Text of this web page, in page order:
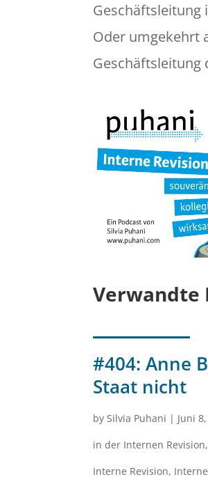
Geschäftsleitung
Oder umgekehrt
Geschäftsleitung
Verwandte
#404: Anne
Staat nicht
bySilvia Puhani | Juni
in der Internen Revision,
Interne Revision,